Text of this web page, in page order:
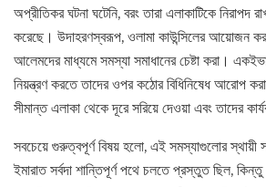
অপ্রীতিকর ঘটনা ঘটেনি, বরং তারা এলাকাটিকে নিরাপদ
করেছে। উদাহরণস্বরূপ, ওলামা কাউন্সিলের আয়োজন
আলেমদের মাধ্যমে সমস্যা সমাধানের চেষ্টা করা।
নিয়ন্ত্রণ করতে তাদের ওপর কঠোর বিধিনিষেধ আরোপ
সীমান্ত এলাকা থেকে দূরে সরিয়ে দেওয়া এবং তাদের
সবচেয়ে গুরুত্বপূর্ণ বিষয় হলো, এই সমস্যাগুলোর স্থায়ী
ইমারাত সর্বদা শান্তিপূর্ণ পথে চলতে প্রস্তুত ছিল,